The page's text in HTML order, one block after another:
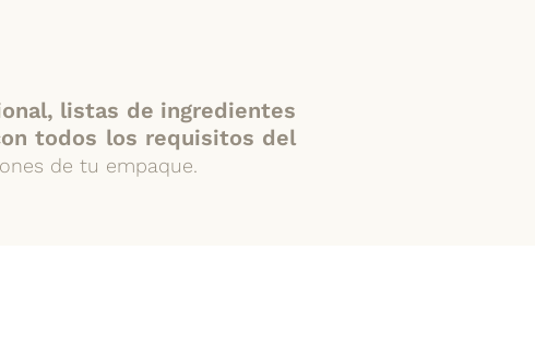
listas de ingredientes
todos los requisitos del
de tu empaque.